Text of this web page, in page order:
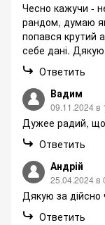
Чесно кажучи -
рандом, думаю
попався крутий
себе дані.
Ответить
Вадим
09.11.2024 в
Дужее радий,
Ответить
Андрій
25.04.2024 в
Дякую за дійсно
Ответить